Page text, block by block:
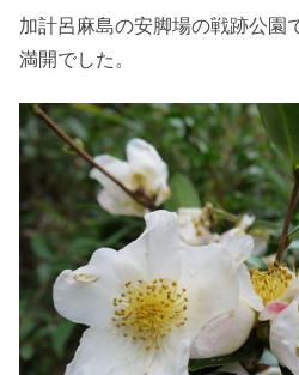
加計呂麻島の安脚場の戦跡公園
満開でした。